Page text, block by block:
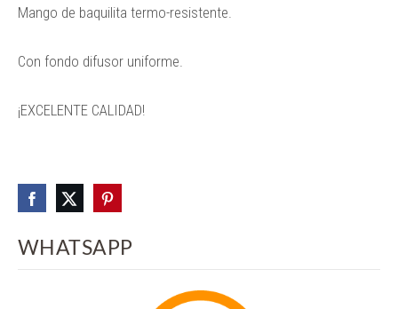
WHATSAPP
Mango de baquilita termo-resistente.
Con fondo difusor uniforme.
¡EXCELENTE CALIDAD!